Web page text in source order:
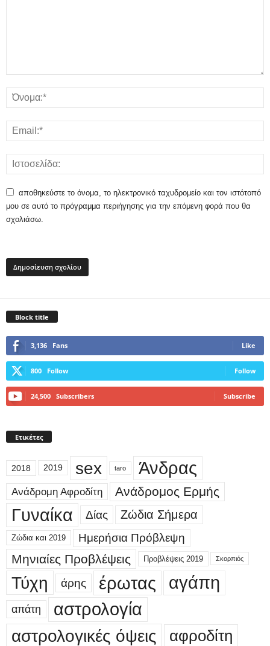
αποθηκεύστε το όνομα, το ηλεκτρονικό ταχυδρομείο και τον ιστότοπό
μου σε αυτό το πρόγραμμα περιήγησης για την επόμενη φορά που θα
σχολιάσω.
Block title
3,136 Fans Like
800 Follow Follow
24,500 Subscribers Subscribe
Ετικέτες
2018 2019 sex taro Άνδρας
Ανάδρομη Αφροδίτη Ανάδρομος Ερμής
Γυναίκα Δίας Ζώδια Σήμερα
Ζώδια και 2019 Ημερήσια Πρόβλεψη
Μηνιαίες Προβλέψεις Προβλέψεις 2019 Σκορπιός
Τύχη άρης έρωτας αγάπη
απάτη
αστρολογία
αστρολογικές όψεις
αφροδίτη